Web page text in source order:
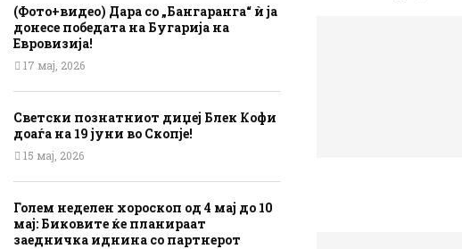
(Фото+видео) Дара со „Бангаранга“ ѝ ја
донесе победата на Бугарија на
Евровизија!
17 мај, 2026
Светски познатниот диџеј Блек Кофи
доаѓа на 19 јуни во Скопје!
15 мај, 2026
Голем неделен хороскоп од 4 мај до 10
мај: Биковите ќе планираат
заедничка иднина со партнерот